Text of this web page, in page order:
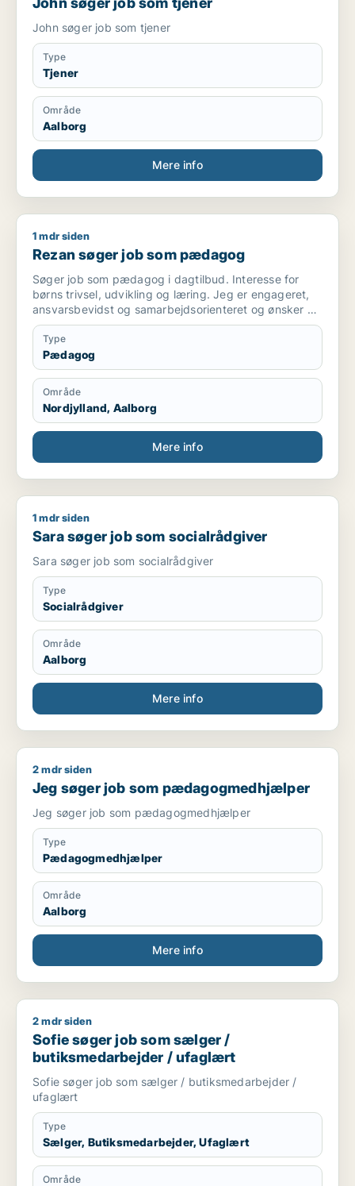
John søger job som tjener
Type
Tjener
Område
Aalborg
Mere info
Rezan søger job som pædagog
1 mdr siden
Rezan søger job som pædagog
Søger job som pædagog i dagtilbud. Interesse for
børns trivsel, udvikling og læring. Jeg er engageret,
ansvarsbevidst og samarbejdsorienteret og ønsker at
bidrage til et trygt og udviklende miljø for børnene.
Type
Pædagog
Område
Nordjylland, Aalborg
Mere info
Sara søger job som socialrådgiver
1 mdr siden
Sara søger job som socialrådgiver
Sara søger job som socialrådgiver
Type
Socialrådgiver
Område
Aalborg
Mere info
Jeg søger job som pædagogmedhjælper
2 mdr siden
Jeg søger job som pædagogmedhjælper
Jeg søger job som pædagogmedhjælper
Type
Pædagogmedhjælper
Område
Aalborg
Mere info
Sofie søger job som sælger / butiksmedarbejder / ufaglært
2 mdr siden
Sofie søger job som sælger /
butiksmedarbejder / ufaglært
Sofie søger job som sælger / butiksmedarbejder /
ufaglært
Type
Sælger, Butiksmedarbejder, Ufaglært
Område